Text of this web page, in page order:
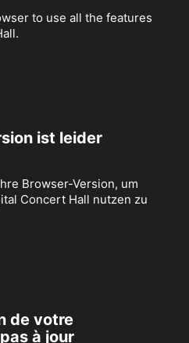
to use all the features
ist leider
Browser-Version, um
Concert Hall nutzen zu
de votre
à jour